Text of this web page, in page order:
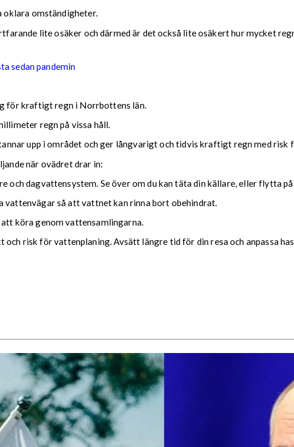
oklara omständigheter.
lite osäker och därmed är det också lite osäkert hur mycket
sedan pandemin
för kraftigt regn i Norrbottens län.
regn på vissa håll.
upp i området och ger långvarigt och tidvis kraftigt regn med
när ovädret drar in:
och dagvattensystem. Se över om du kan täta din källare, eller flytta
vattenvägar så att vattnet kan rinna bort obehindrat.
köra genom vattensamlingarna.
och risk för vattenplaning. Avsätt längre tid för din resa och anpassa